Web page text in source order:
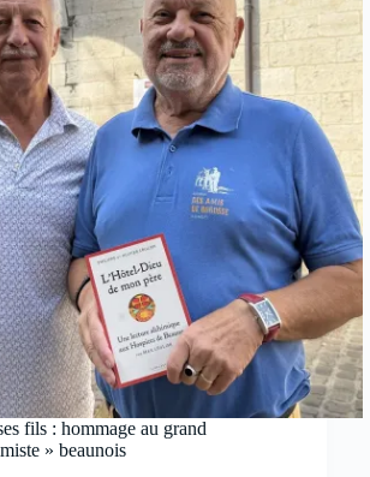
fils : hommage au grand
» beaunois